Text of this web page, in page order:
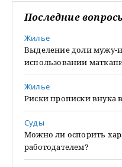
Последние
Жилье
Выделение доли мужу-
использовании
Жилье
Риски прописки внука
Суды
Можно ли оспорить
работодателем?